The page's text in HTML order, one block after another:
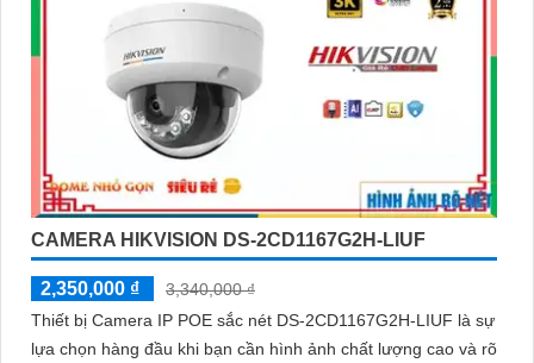
CAMERA HIKVISION DS-2CD1167G2H-LIUF
2,350,000 ₫
3,340,000 ₫
Thiết bị Camera IP POE sắc nét DS-2CD1167G2H-LIUF là sự
lựa chọn hàng đầu khi bạn cần hình ảnh chất lượng cao và rõ